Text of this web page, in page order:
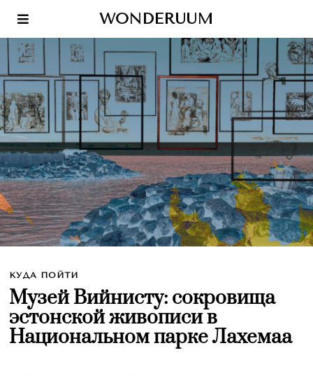
КУДА ПОЙТИ
Музей Вийнисту: сокровища
эстонской живописи в
Национальном парке Лахемаа
WONDERUUM